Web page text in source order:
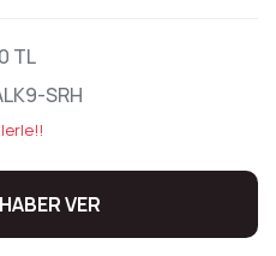
TL
SRH
VER